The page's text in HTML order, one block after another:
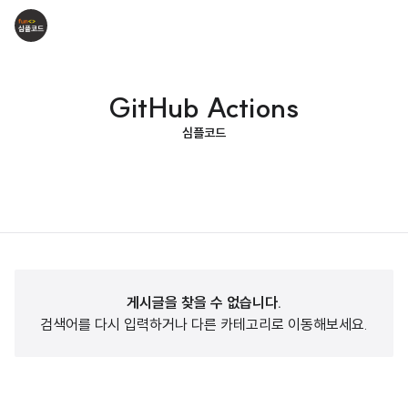
GitHub Actions
심플코드
게시글을 찾을 수 없습니다.
검색어를 다시 입력하거나 다른 카테고리로 이동해보세요.